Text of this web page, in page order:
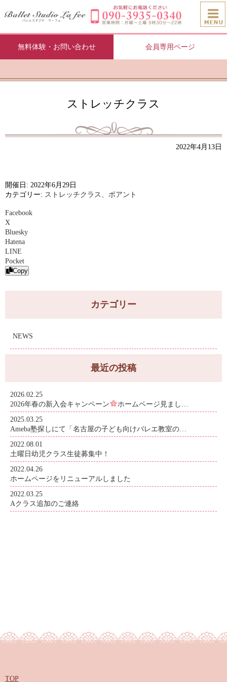
無料体験・お問い合わせ 会員専用ページ
ストレッチクラス
2022年4月13日
開催日: 2022年6月29日
カテゴリー: ストレッチクラス、ポアント
Facebook
X
Bluesky
Hatena
LINE
Pocket
Copy
カテゴリー
NEWS
最近の投稿
2026.02.25
2026年春の新入会キャンペーン
ホームページ見まし…
2025.03.25
Ameba塾探しにて「名古屋の子ども向けバレエ教室の…
2022.08.01
土曜日幼児クラス生徒募集中！
2022.04.26
ホームページをリニューアルしました
2022.03.25
Aクラス追加のご連絡
TOP